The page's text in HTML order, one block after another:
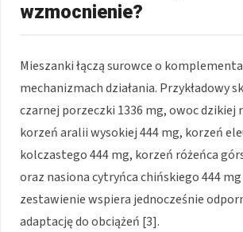
wzmocnienie?
Mieszanki łączą surowce o
mechanizmach działania. Przykładowy
czarnej porzeczki 1336 mg, owoc dzikiej
korzeń aralii wysokiej 444 mg, korzeń
kolczastego 444 mg, korzeń różeńca
oraz nasiona cytryńca chińskiego 444
zestawienie wspiera jednocześnie
adaptację do obciążeń [3].